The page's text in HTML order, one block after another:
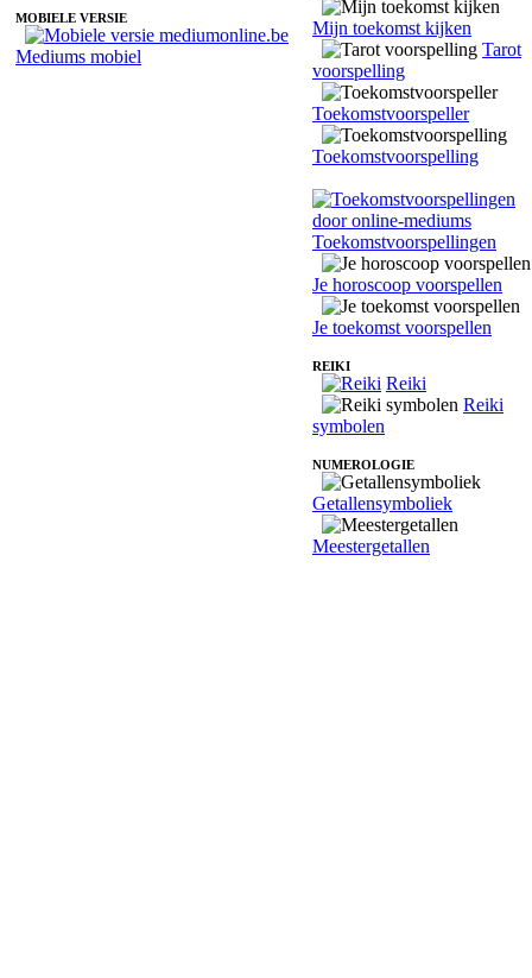
MOBIELE VERSIE
Mediums mobiel
Mijn toekomst kijken
Tarot
voorspelling
Toekomstvoorspeller
Toekomstvoorspelling
Toekomstvoorspellingen
Je horoscoop voorspellen
Je toekomst voorspellen
REIKI
Reiki
Reiki
symbolen
NUMEROLOGIE
Getallensymboliek
Meestergetallen